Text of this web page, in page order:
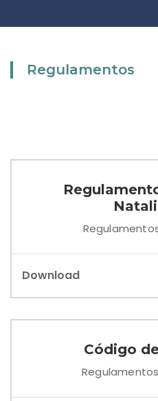
Regulamentos
Download
Código